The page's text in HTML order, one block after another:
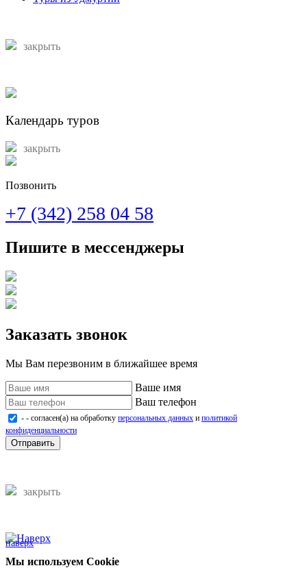
закрыть
Календарь туров
закрыть
Позвонить
+7 (342) 258 04 58
Пишите в мессенджеры
Заказать звонок
Мы Вам перезвоним в ближайшее время
Ваше имя
Ваш телефон
- - согласен(а) на обработку персональных данных и политикой
конфиденциальности
Отправить
закрыть
наверх
Мы используем Cookie